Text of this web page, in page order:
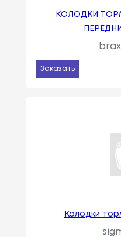
КОЛОДКИ
Заказать
Колодки